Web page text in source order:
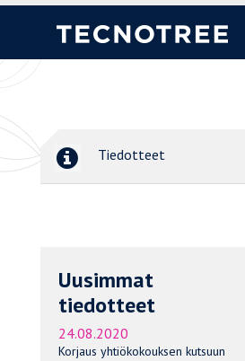
Tiedotteet
Uusimmat
tiedotteet
24.08.2020
Korjaus yhtiökokouksen kutsuun